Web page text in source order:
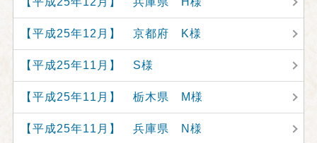
【平成25年12月】 京都府 K様
【平成25年11月】 S様
【平成25年11月】 栃木県 M様
【平成25年11月】 兵庫県 N様